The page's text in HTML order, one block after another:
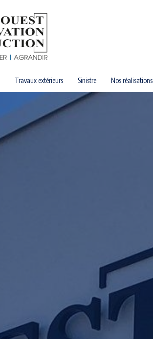
Travaux extérieurs Sinistre Nos réalisations